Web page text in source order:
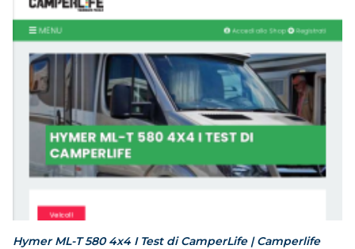
Hymer ML-T 580 4x4 I Test di CamperLife | Camperlife